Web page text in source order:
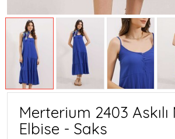
Merterium 2403 Askılı
Elbise - Saks